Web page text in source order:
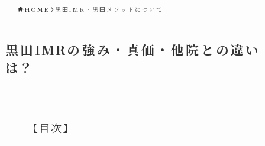
HOME 黒田IMR・黒田メソッドについて
黒田IMRの強み・真価・他院との違い
は？
【目次】